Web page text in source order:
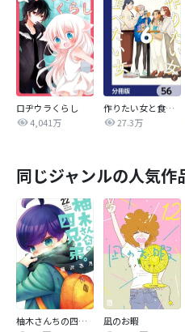
ロヂウラくらし
4,041万
作りたい女と食べたい女【分冊版】
27.3万
同じジャンルの人気作
柚木さんちの四兄弟。
凪のお暇